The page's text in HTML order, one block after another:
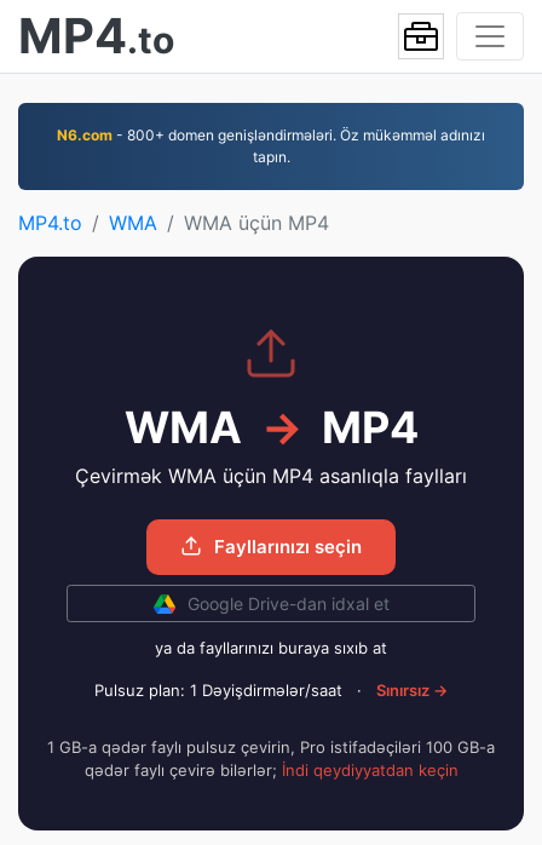
MP4.to
N6.com - 800+ domen genişləndirmələri. Öz mükəmməl adınızı
tapın.
MP4.to WMA WMA üçün MP4
WMA → MP4
Çevirmək WMA üçün MP4 asanlıqla faylları
Fayllarınızı seçin
Google Drive-dan idxal et
ya da fayllarınızı buraya sıxıb at
Pulsuz plan: 1 Dəyişdirmələr/saat · Sınırsız →
1 GB-a qədər faylı pulsuz çevirin, Pro istifadəçiləri 100 GB-a
qədər faylı çevirə bilərlər; İndi qeydiyyatdan keçin